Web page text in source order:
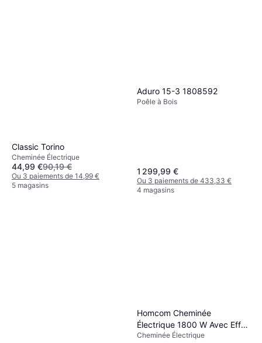
Classic Torino
Cheminée Électrique
44,99 €90,19 €
Ou 3 paiements de 14,99 €
5 magasins
Aduro 15-3 1808592
Poêle à Bois
1 299,99 €
Ou 3 paiements de 433,33 €
4 magasins
Homcom Cheminée
Électrique 1800 W Avec Effet
Flamme
Cheminée Électrique